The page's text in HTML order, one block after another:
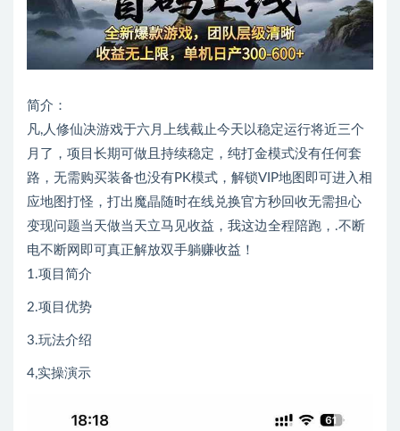
简介：
凡,人修仙决游戏于六月上线截止今天以稳定运行将近三个
月了，项目长期可做且持续稳定，纯打金模式没有任何套
路，无需购买装备也没有PK模式，解锁VIP地图即可进入相
应地图打怪，打出魔晶随时在线兑换官方秒回收无需担心
变现问题当天做当天立马见收益，我这边全程陪跑，.不断
电不断网即可真正解放双手躺赚收益！
1.项目简介
2.项目优势
3.玩法介绍
4,实操演示